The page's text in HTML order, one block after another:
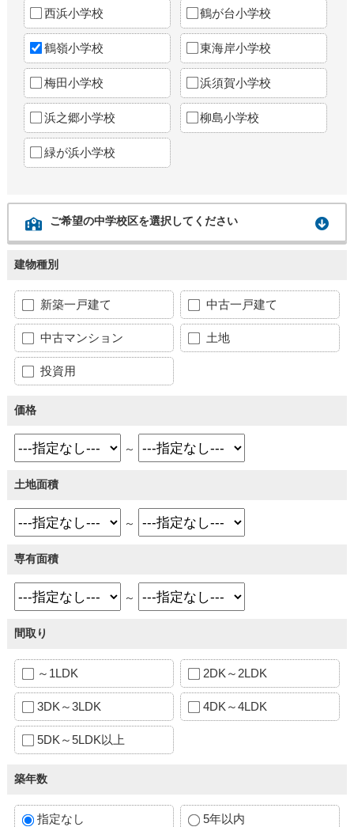
西浜小学校 鶴が台小学校
鶴嶺小学校 東海岸小学校
梅田小学校 浜須賀小学校
浜之郷小学校 柳島小学校
緑が浜小学校
ご希望の中学校区を選択してください
建物種別
新築一戸建て 中古一戸建て
中古マンション 土地
投資用
価格
～
土地面積
～
専有面積
～
間取り
～1LDK 2DK～2LDK
3DK～3LDK 4DK～4LDK
5DK～5LDK以上
築年数
指定なし 5年以内